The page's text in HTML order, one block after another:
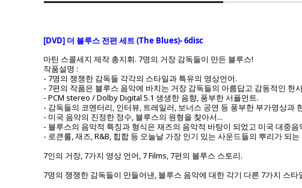
[DVD] 더 블루스 전편 세트 (The Blues)- 6disc
마틴 스콜세지 제작 총지휘. 7명의 거장 감독들이 만든 블루스!
작품설명 :
- 7명의 쟁쟁한 감독들 각각의 스타일과 특유의 영상언어.
- 7편의 작품은 블루스 음악에 바치는 거장 감독들의 아름답고 감동적인 헌
- PCM stereo / Dolby Digital 5.1 생생한 음향, 풍부한 서플먼트.
- 감독들의 코멘터리, 인터뷰, 트레일러, 보너스 공연 등 풍부한 부가영상
- 미국 음악의 진정한 정수, 블루스의 원형을 찾아서...
- 블루스의 음악적 특징과 형식은 재즈의 음악적 바탕이 되었고 미국 대중
- 로큰롤, 재즈, R&B, 힙합 등 오늘날 가장 인기 있는 사운드들의 뿌리가 되
7인의 거장, 7가지 영상 언어, 7 Films, 7편의 블루스 스토리.
7명의 쟁쟁한 감독들이 만들어낸, 블루스 음악에 대한 각기 다른 7가지 스타